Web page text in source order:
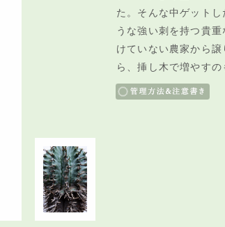
た。そんな中ゲット
うな強い刺を持つ貴
けていない農家から
ら、挿し木で増やすの